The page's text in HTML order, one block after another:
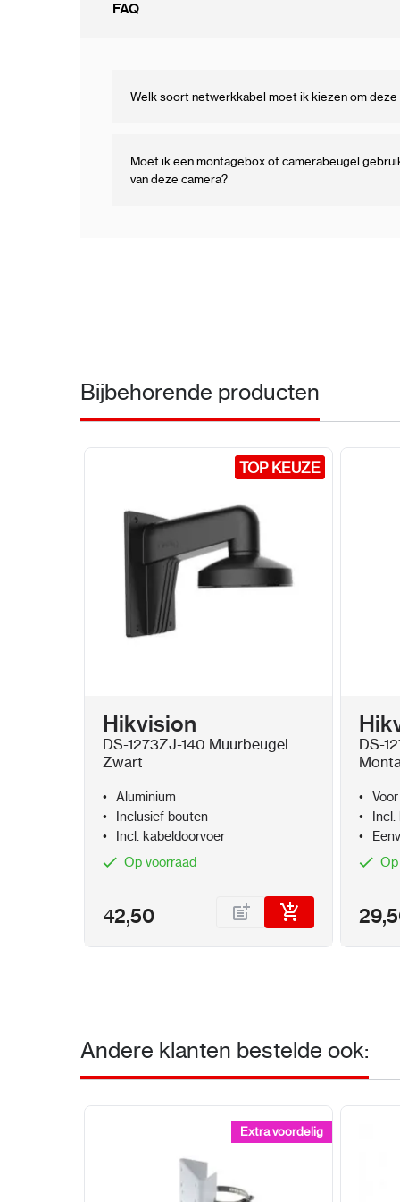
FAQ
Welk soort netwerkkabel moet ik kiezen om deze
Moet ik een montagebox of camerabeugel
van deze camera?
Bijbehorende producten
TOP KEUZE
TOP KEUZE
Hikvision
DS-1273ZJ-140 Muurbeugel
Zwart
Aluminium
Inclusief bouten
Incl. kabeldoorvoer
Op voorraad
42,50
DS-
Incl.
Andere klanten bestelde ook:
Extra voordelig
Extra voordelig